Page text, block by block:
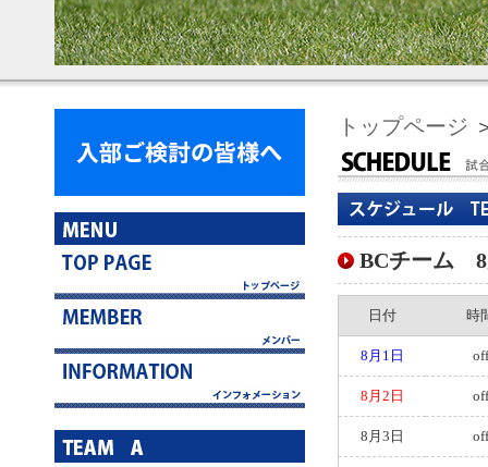
トップページ
BCチーム 8
日付 時
8月1日 off
8月2日 off
8月3日 off